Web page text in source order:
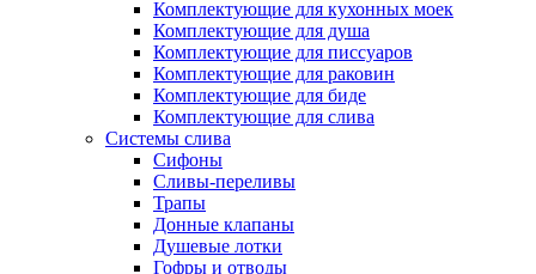
Комплектующие для кухонных моек
Комплектующие для душа
Комплектующие для писсуаров
Комплектующие для раковин
Комплектующие для биде
Комплектующие для слива
Системы слива
Сифоны
Сливы-переливы
Трапы
Донные клапаны
Душевые лотки
Гофры и отводы